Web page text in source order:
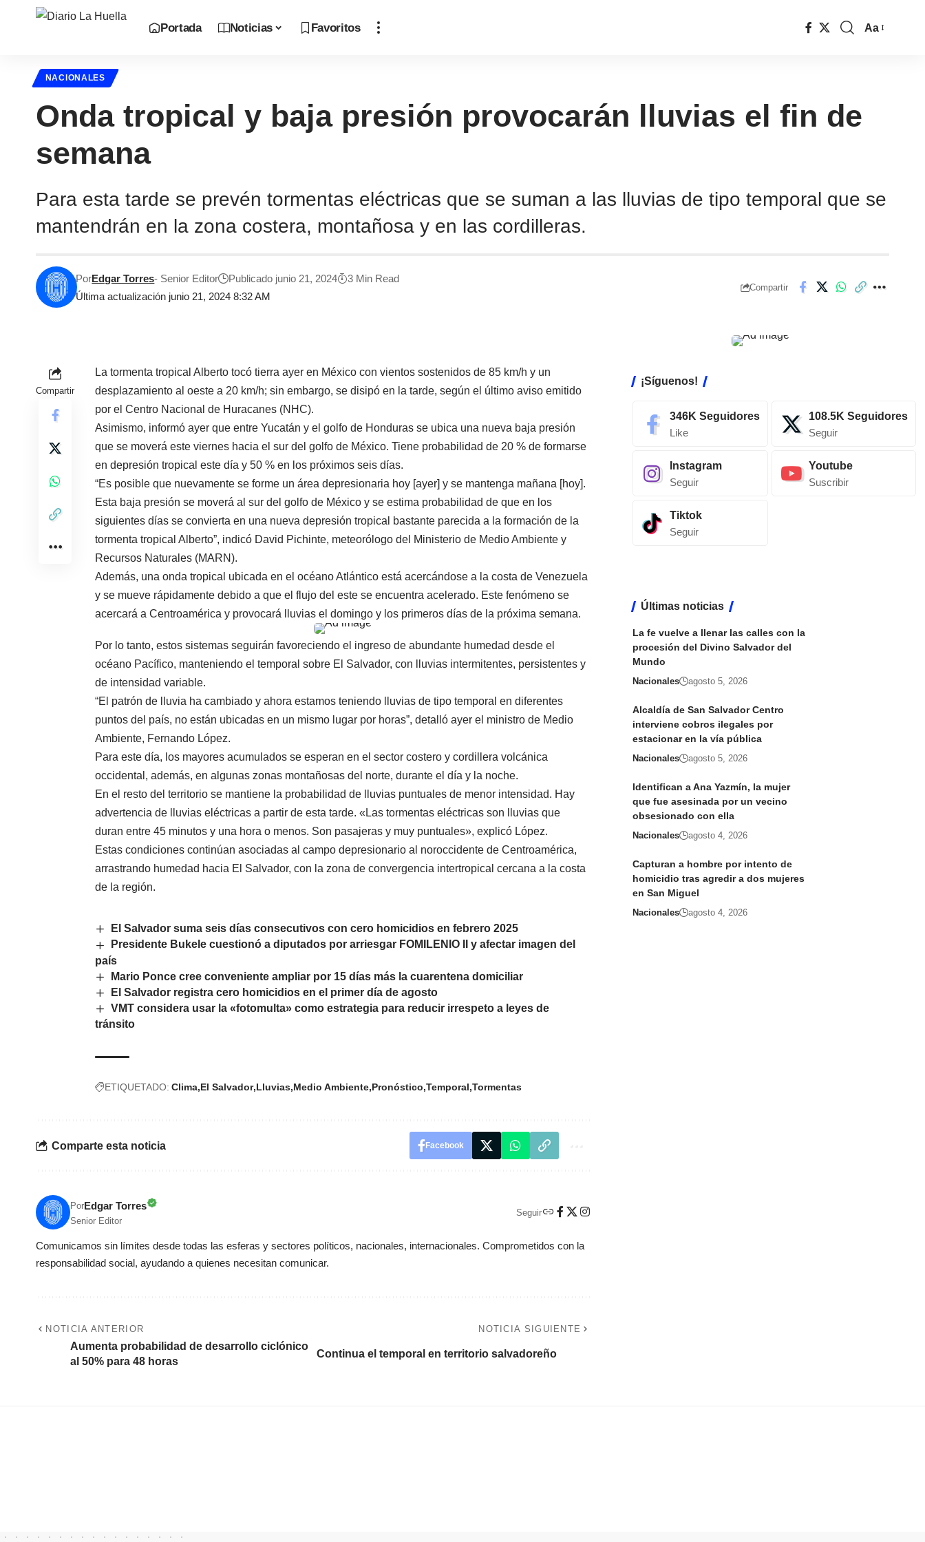
Portada Noticias Favoritos Aa
NACIONALES
Onda tropical y baja presión provocarán lluvias el fin de
semana
Para esta tarde se prevén tormentas eléctricas que se suman a las lluvias de tipo temporal que se
mantendrán en la zona costera, montañosa y en las cordilleras.
Última actualización junio 21, 2024 8:32 AM
PorEdgar Torres- Senior Editor Publicado junio 21, 2024 3 Min Read
Compartir
Compartir
La tormenta tropical Alberto tocó tierra ayer en México con vientos sostenidos de 85 km/h y un
desplazamiento al oeste a 20 km/h; sin embargo, se disipó en la tarde, según el último aviso emitido
por el Centro Nacional de Huracanes (NHC).
Asimismo, informó ayer que entre Yucatán y el golfo de Honduras se ubica una nueva baja presión
que se moverá este viernes hacia el sur del golfo de México. Tiene probabilidad de 20 % de formarse
en depresión tropical este día y 50 % en los próximos seis días.
“Es posible que nuevamente se forme un área depresionaria hoy [ayer] y se mantenga mañana [hoy].
Esta baja presión se moverá al sur del golfo de México y se estima probabilidad de que en los
siguientes días se convierta en una nueva depresión tropical bastante parecida a la formación de la
tormenta tropical Alberto”, indicó David Pichinte, meteorólogo del Ministerio de Medio Ambiente y
Recursos Naturales (MARN).
Además, una onda tropical ubicada en el océano Atlántico está acercándose a la costa de Venezuela
y se mueve rápidamente debido a que el flujo del este se encuentra acelerado. Este fenómeno se
acercará a Centroamérica y provocará lluvias el domingo y los primeros días de la próxima semana.
Por lo tanto, estos sistemas seguirán favoreciendo el ingreso de abundante humedad desde el
océano Pacífico, manteniendo el temporal sobre El Salvador, con lluvias intermitentes, persistentes y
de intensidad variable.
“El patrón de lluvia ha cambiado y ahora estamos teniendo lluvias de tipo temporal en diferentes
puntos del país, no están ubicadas en un mismo lugar por horas”, detalló ayer el ministro de Medio
Ambiente, Fernando López.
Para este día, los mayores acumulados se esperan en el sector costero y cordillera volcánica
occidental, además, en algunas zonas montañosas del norte, durante el día y la noche.
En el resto del territorio se mantiene la probabilidad de lluvias puntuales de menor intensidad. Hay
advertencia de lluvias eléctricas a partir de esta tarde. «Las tormentas eléctricas son lluvias que
duran entre 45 minutos y una hora o menos. Son pasajeras y muy puntuales», explicó López.
Estas condiciones continúan asociadas al campo depresionario al noroccidente de Centroamérica,
arrastrando humedad hacia El Salvador, con la zona de convergencia intertropical cercana a la costa
de la región.
El Salvador suma seis días consecutivos con cero homicidios en febrero 2025
Presidente Bukele cuestionó a diputados por arriesgar FOMILENIO II y afectar imagen del
país
Mario Ponce cree conveniente ampliar por 15 días más la cuarentena domiciliar
El Salvador registra cero homicidios en el primer día de agosto
VMT considera usar la «fotomulta» como estrategia para reducir irrespeto a leyes de
tránsito
ETIQUETADO: Clima El Salvador Lluvias Medio Ambiente Pronóstico Temporal Tormentas
Comparte esta noticia Facebook
PorEdgar Torres
Senior Editor
Seguir
Comunicamos sin límites desde todas las esferas y sectores políticos, nacionales, internacionales. Comprometidos con la
responsabilidad social, ayudando a quienes necesitan comunicar.
NOTICIA ANTERIOR
Aumenta probabilidad de desarrollo ciclónico
al 50% para 48 horas
NOTICIA SIGUIENTE
Continua el temporal en territorio salvadoreño
¡Síguenos!
346K Seguidores
Like
108.5K Seguidores
Seguir
Instagram
Seguir
Youtube
Suscribir
Tiktok
Seguir
Últimas noticias
La fe vuelve a llenar las calles con la
procesión del Divino Salvador del
Mundo
Nacionales agosto 5, 2026
Alcaldía de San Salvador Centro
interviene cobros ilegales por
estacionar en la vía pública
Nacionales agosto 5, 2026
Identifican a Ana Yazmín, la mujer
que fue asesinada por un vecino
obsesionado con ella
Nacionales agosto 4, 2026
Capturan a hombre por intento de
homicidio tras agredir a dos mujeres
en San Miguel
Nacionales agosto 4, 2026